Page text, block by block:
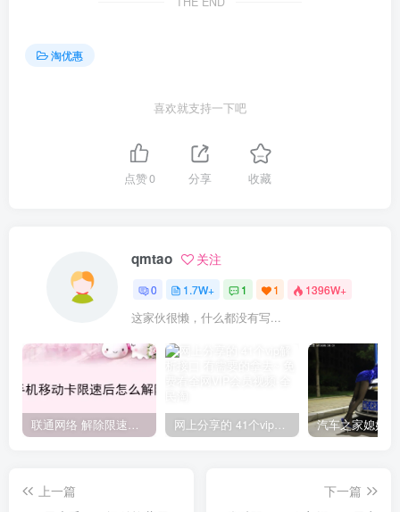
淘优惠
喜欢就支持一下吧
点赞0 分享 收藏
qmtao 关注
0 1.7W+ 1 1 1396W+
这家伙很懒，什么都没有写...
联通网络 解除限速方法参考！畅享、畅玩、老白干等及其它地区自测了 网上分享的 41个vip解析接口 有需要的拿去~ 免费看全网VIP会员视频
上一篇
下一篇